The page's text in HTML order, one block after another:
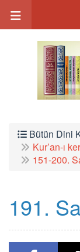
Bütün Dini
Kur’an-ı
151-200.
191.